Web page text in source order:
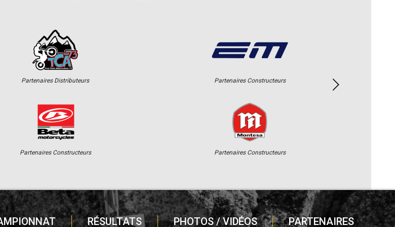
Partenaires Distributeurs
Partenaires Constructeurs
Partenaires Constructeurs
Partenaires Constructeurs
RÉSULTATS PHOTOS / VIDÉOS PARTENAIRES